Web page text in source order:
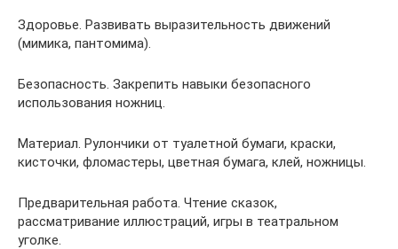
Здоровье. Развивать выразительность движений
(мимика, пантомима).
Безопасность. Закрепить навыки безопасного
использования ножниц.
Материал. Рулончики от туалетной бумаги, краски,
кисточки, фломастеры, цветная бумага, клей, ножницы.
Предварительная работа. Чтение сказок,
рассматривание иллюстраций, игры в театральном
уголке.